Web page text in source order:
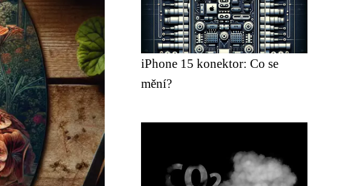
iPhone 15 konektor: Co se
mění?